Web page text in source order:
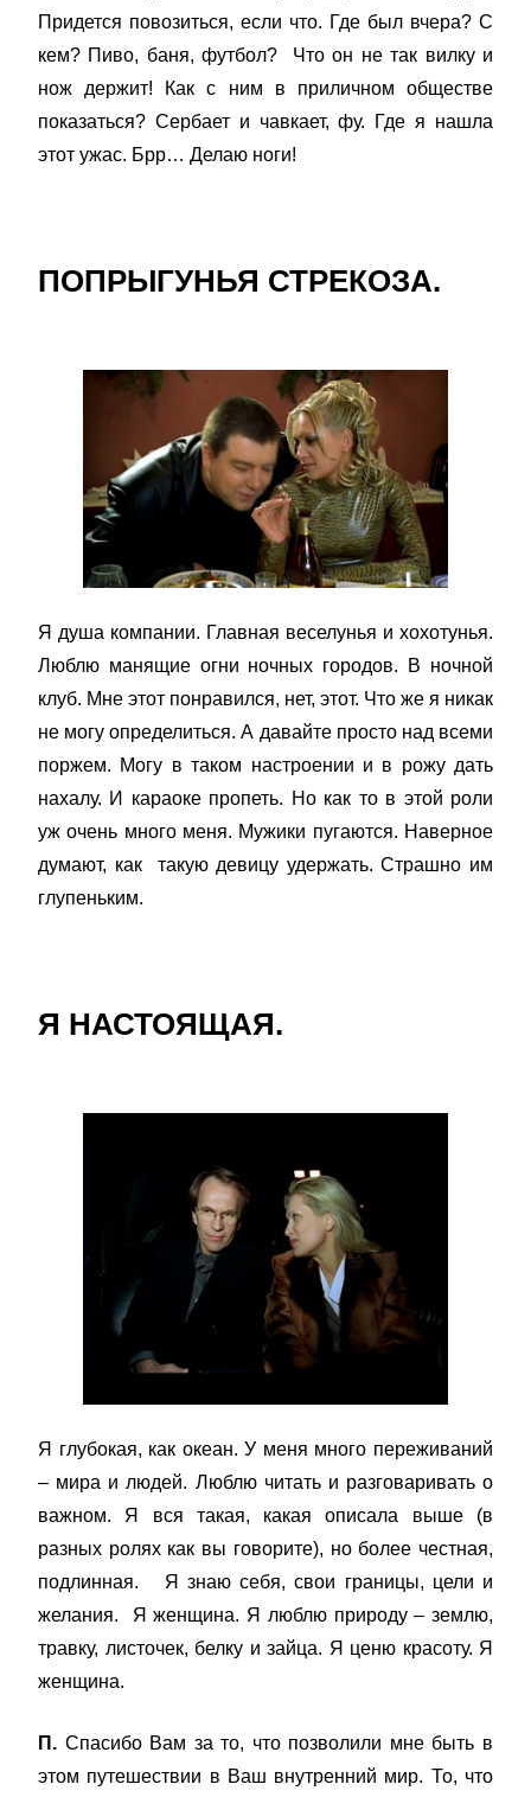
Придется повозиться, если что. Где был вчера? С
кем? Пиво, баня, футбол? Что он не так вилку и
нож держит! Как с ним в приличном обществе
показаться? Сербает и чавкает, фу. Где я нашла
этот ужас. Брр… Делаю ноги!
ПОПРЫГУНЬЯ СТРЕКОЗА.
Я душа компании. Главная веселунья и хохотунья.
Люблю манящие огни ночных городов. В ночной
клуб. Мне этот понравился, нет, этот. Что же я никак
не могу определиться. А давайте просто над всеми
поржем. Могу в таком настроении и в рожу дать
нахалу. И караоке пропеть. Но как то в этой роли
уж очень много меня. Мужики пугаются. Наверное
думают, как такую девицу удержать. Страшно им
глупеньким.
Я НАСТОЯЩАЯ.
Я глубокая, как океан. У меня много переживаний
– мира и людей. Люблю читать и разговаривать о
важном. Я вся такая, какая описала выше (в
разных ролях как вы говорите), но более честная,
подлинная. Я знаю себя, свои границы, цели и
желания. Я женщина. Я люблю природу – землю,
травку, листочек, белку и зайца. Я ценю красоту. Я
женщина.
П. Спасибо Вам за то, что позволили мне быть в
этом путешествии в Ваш внутренний мир. То, что